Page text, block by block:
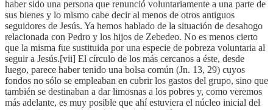
haber sido una persona que renunció voluntariamente a una parte de
sus bienes y lo mismo cabe decir al menos de otros antiguos
seguidores de Jesús. Ya hemos hablado de la situación de desahogo
relacionada con Pedro y los hijos de Zebedeo. No es menos cierto
que la misma fue sustituida por una especie de pobreza voluntaria al
seguir a Jesús.[vii] El círculo de los más cercanos a éste, desde
luego, parece haber tenido una bolsa común (Jn. 13, 29) cuyos
fondos no sólo se empleaban en cubrir los gastos del grupo, sino que
también se destinaban a dar limosnas a los pobres y, como veremos
más adelante, es muy posible que ahí estuviera el núcleo inicial del